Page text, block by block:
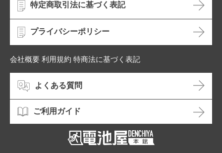
特定商取引法に基づく表記
プライバシーポリシー
会社概要 利用規約 特商法に基づく表記
よくある質問
ご利用ガイド